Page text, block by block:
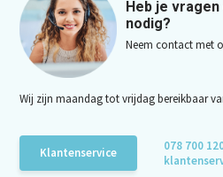
Heb je
nodig?
Neem contact met
Wij zijn maandag tot vrijdag bereikbaar
Klantenservice
078 700